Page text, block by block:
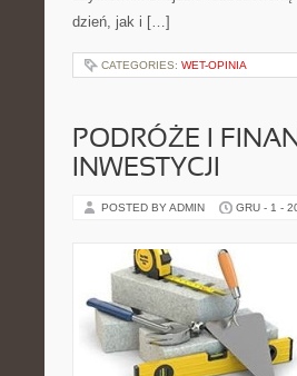
dzień, jak i […]
CATEGORIES: WET-OPINIA
PODRÓŻE I
INWESTYCJI
POSTED BY ADMIN GRU - 1 -